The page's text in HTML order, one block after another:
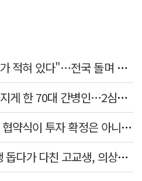
"경로당 통장에 비밀번호가 적혀 있다"…전국 돌며 경로당 13곳 턴 30대 구속
휠체어 환자 발로 밀어 숨지게 한 70대 간병인…2심도 집행유예
[시사뒷담] MOU의 함정, 협약식이 투자 확정은 아니긴 해
'장윤기 사건' 피해 여고생 돕다가 다친 고교생, 의상자 인정